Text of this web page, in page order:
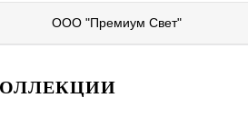
ООО "Премиум Свет"